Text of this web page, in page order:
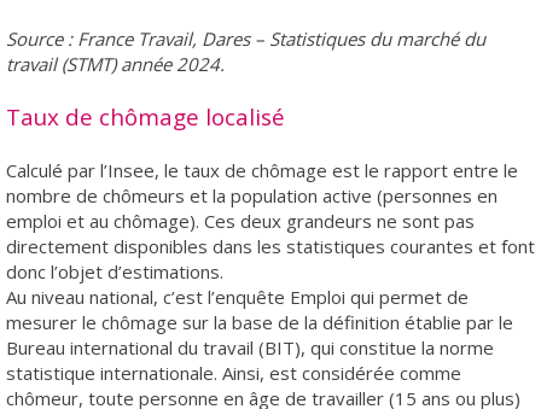
Source : France Travail, Dares – Statistiques du marché du
travail (STMT) année 2024.
Taux de chômage localisé
Calculé par l’Insee, le taux de chômage est le rapport entre le
nombre de chômeurs et la population active (personnes en
emploi et au chômage). Ces deux grandeurs ne sont pas
directement disponibles dans les statistiques courantes et font
donc l’objet d’estimations.
Au niveau national, c’est l’enquête Emploi qui permet de
mesurer le chômage sur la base de la définition établie par le
Bureau international du travail (BIT), qui constitue la norme
statistique internationale. Ainsi, est considérée comme
chômeur, toute personne en âge de travailler (15 ans ou plus)